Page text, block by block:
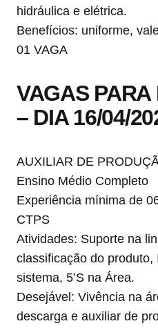
hidráulica e elétrica.
Benefícios: uniforme,
01 VAGA
VAGAS PARA
– DIA 16/04/
AUXILIAR DE
Ensino Médio Completo
Experiência mínima de
CTPS
Atividades: Suporte na
classificação do
sistema, 5’S na Área.
Desejável: Vivência na
descarga e auxiliar de